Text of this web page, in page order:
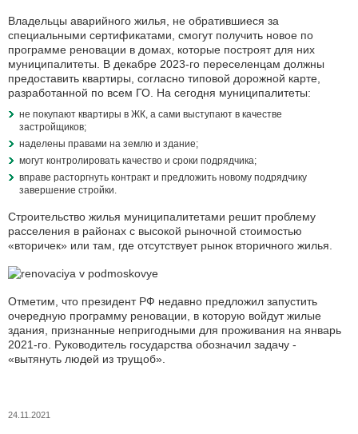
Владельцы аварийного жилья, не обратившиеся за
специальными сертификатами, смогут получить новое по
программе реновации в домах, которые построят для них
муниципалитеты. В декабре 2023-го переселенцам должны
предоставить квартиры, согласно типовой дорожной карте,
разработанной по всем ГО. На сегодня муниципалитеты:
не покупают квартиры в ЖК, а сами выступают в качестве
застройщиков;
наделены правами на землю и здание;
могут контролировать качество и сроки подрядчика;
вправе расторгнуть контракт и предложить новому подрядчику
завершение стройки.
Строительство жилья муниципалитетами решит проблему
расселения в районах с высокой рыночной стоимостью
«вторичек» или там, где отсутствует рынок вторичного жилья.
Отметим, что президент РФ недавно предложил запустить
очередную программу реновации, в которую войдут жилые
здания, признанные непригодными для проживания на январь
2021-го. Руководитель государства обозначил задачу -
«вытянуть людей из трущоб».
24.11.2021